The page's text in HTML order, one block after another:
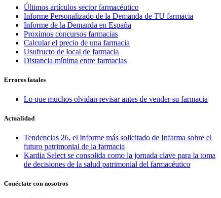
Últimos artículos sector farmacéutico
Informe Personalizado de la Demanda de TU farmacia
Informe de la Demanda en España
Proximos concursos farmacias
Calcular el precio de una farmacia
Usufructo de local de farmacia
Distancia mínima entre farmacias
Errores fatales
Lo que muchos olvidan revisar antes de vender su farmacia
Actualidad
Tendencias 26, el informe más solicitado de Infarma sobre el
futuro patrimonial de la farmacia
Kardia Select se consolida como la jornada clave para la toma
de decisiones de la salud patrimonial del farmacéutico
Conéctate con nosotros